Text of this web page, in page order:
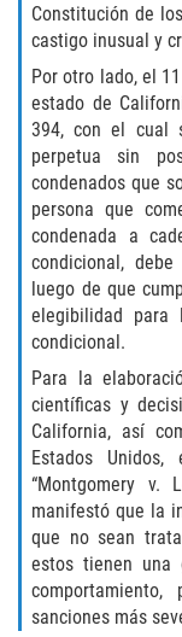
Constitución de
castigo inusual y
Por otro lado, el
estado de
394, con el cual
perpetua sin
condenados que
persona que
condenada a
condicional,
luego de que
elegibilidad para
condicional.
Para la
científicas y
California, así
Estados
“Montgomery v.
manifestó que la
que no sean
estos tienen una
sanciones más